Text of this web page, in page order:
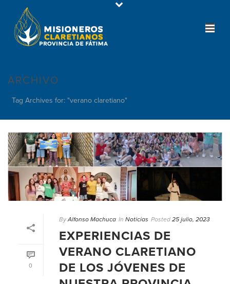
ARCHIVO
Tag Archives for: "verano claretiano"
0
By Alfonso Machuca In Noticias Posted 25 julio, 2023
EXPERIENCIAS DE
VERANO CLARETIANO
DE LOS JÓVENES DE